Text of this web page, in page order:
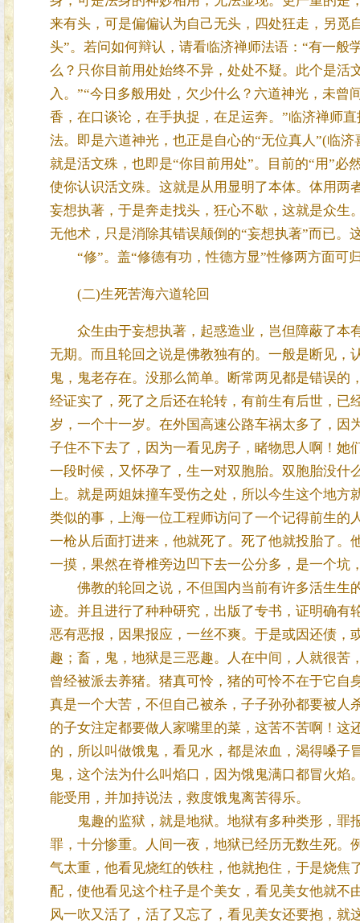
来有头，可是偏偏认为自己无头，四处狂走，另觅
头”。若问如何辩认，请看临济禅师法语：“有一
么？只你目前用处始终不异，处处不疑。此个是活
入。”“今日多般用处，欠少什么？六道神光，未
香，在口谈论，在手执捉，在足运奔。”临济禅师
法。即是六道神光，也正是自心的“无位真人”(临
就是活文殊，也即是“你目前用处”。目前的“用”
使你认识活文殊。这就是从用显明了本体。体用两
妄想执著，于是奔走找头，狂心不歇，这就是众生
无他术，只是消除其错误颠倒的“妄想执著”而已
“修”。盖“修德有功，性德方显”性修两方面可归
(二)生死苦海六道轮回
众生由于妄想执著，起惑造业，岂但障蔽了本
无期。而且轮回之说是佛教独有的。一般是断见，
鬼，鬼老存在。没那么简单。断常两见都是错误
经证实了，死了之后还在轮转，有前生有后世，已
岁，一个十一岁。在外国高速公路车祸太多了，因
子住不下去了，因为一看见房子，睹物思人啊！她
一段时候，又怀孕了，生一对双胞胎。双胞胎没什
上。就是两姐妹撞车受伤之处，所以今生这个地方
类似的事，上海一位工程师访问了一个记得前生的
一枪从后面打进来，他就死了。死了他就投胎了。
一摸，果然在脊椎旁边凹下去一公分多，是一个坑
佛教的轮回之说，不但国内当前有许多活生生
迹。并且进行了种种研究，出版了专书，证明确有
恶有恶报，因果报应，一丝不爽。于是或因还债
趣；畜，鬼，地狱是三恶趣。人在中间，人就很
曾经被派去养猪。猪真可怜，猪的可怜不在于它
真是一个大苦，不但自己被杀，子子孙孙都要被人
的子女注定都要做人家嘴里的菜，这苦不苦啊！
的，所以叫做饿鬼，看见水，都是浓血，渴得嗓
鬼，这个法为什么叫焰口，因为饿鬼满口都冒火
能受用，并加持说法，救度饿鬼离苦得乐。
鬼趣的监狱，就是地狱。地狱有多种类形，罪
罪，十分惨重。人间一夜，地狱已经历无数生死。
气太重，他看见烧红的铁柱，他就抱住，于是烧焦
配，使他看见这个柱子是个美女，看见美女他就不
风一吹又活了，活了又忘了，看见美女还要抱，